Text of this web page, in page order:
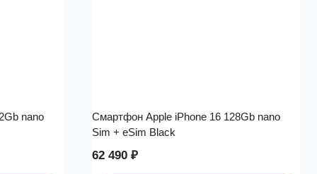
nano
Смартфон Apple iPhone 16 128Gb nano
Sim + eSim Black
62 490 ₽